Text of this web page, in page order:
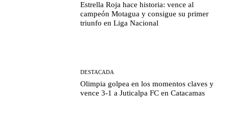
Estrella Roja hace historia: vence al
campeón Motagua y consigue su primer
triunfo en Liga Nacional
DESTACADA
Olimpia golpea en los momentos claves y
vence 3-1 a Juticalpa FC en Catacamas